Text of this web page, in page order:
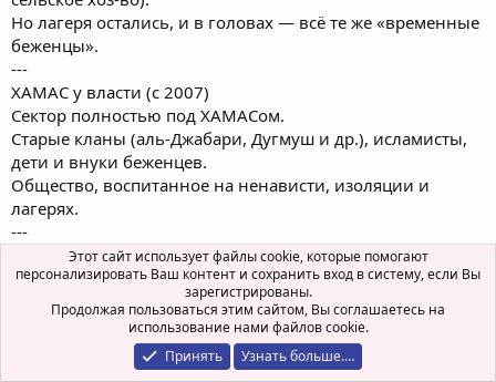
Но лагеря остались, и в головах — всё те же «временные
беженцы».
---
ХАМАС у власти (с 2007)
Сектор полностью под ХАМАСом.
Старые кланы (аль-Джабари, Дугмуш и др.), исламисты,
дети и внуки беженцев.
Общество, воспитанное на ненависти, изоляции и
лагерях.
---
Никакой это не «коренной народ».
Это мозаика кланов, потомков мигрантов из Египта,
Иордании и бывшей подмандатной Палестины.
Миф о древнем «палестинском народе Газы» — всего
лишь инструмент пропаганды.
Этот сайт использует файлы cookie, которые помогают
персонализировать Ваш контент и сохранить вход в систему, если Вы
зарегистрированы.
Продолжая пользоваться этим сайтом, Вы соглашаетесь на
использование нами файлов cookie.
Принять
Узнать больше.…